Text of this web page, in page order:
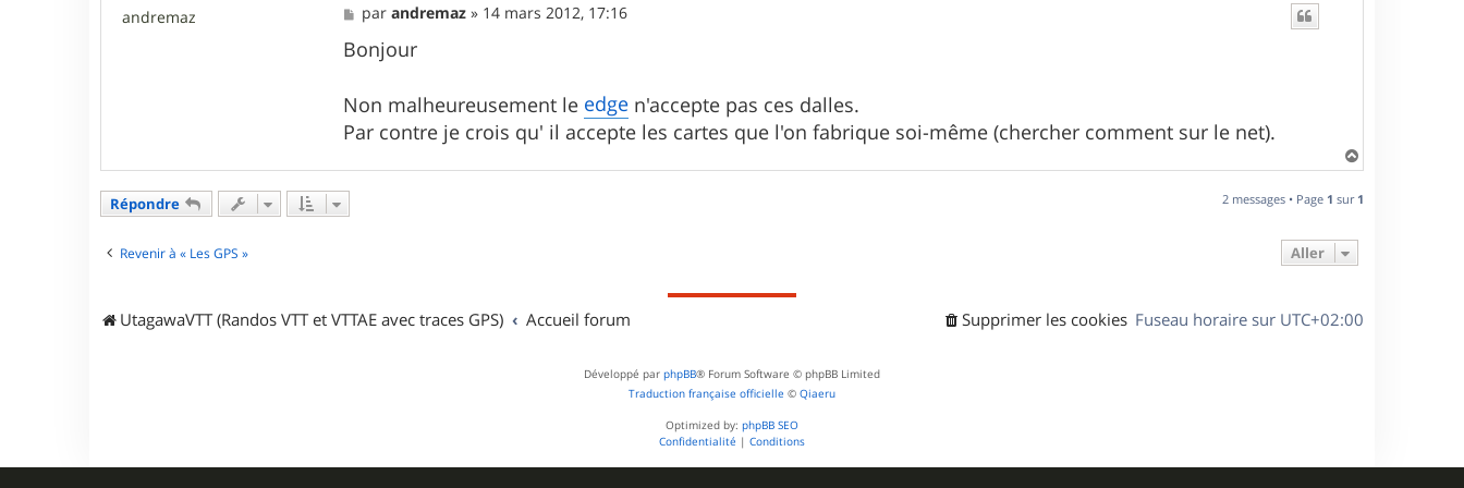
andremaz
M
e
s
s
g
e
parandremaz » 14 mars 2012, 17:16
Bonjour
Non malheureusement le edge n'accepte pas ces dalles.
Par contre je crois qu' il accepte les cartes que l'on fabrique soi-même (chercher comment sur le net).
a
t
Répondre 2 messages • Page 1 sur 1
Revenir à « Les GPS » Aller
UtagawaVTT (Randos VTT et VTTAE avec traces GPS) Accueil forum Fuseau horaire sur UTC+02:00
Supprimer les cookies
Développé par phpBB® Forum Software © phpBB Limited
Traduction française officielle © Qiaeru
Optimized by: phpBB SEO
Confidentialité | Conditions